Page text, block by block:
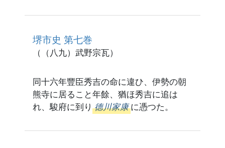
堺市史 第七巻
（（八九）武野宗瓦）
同十六年豐臣秀吉の命に違ひ、伊勢の朝
熊寺に居ること年餘、猶ほ秀吉に追は
れ、駿府に到り 德川家康 に憑つた。